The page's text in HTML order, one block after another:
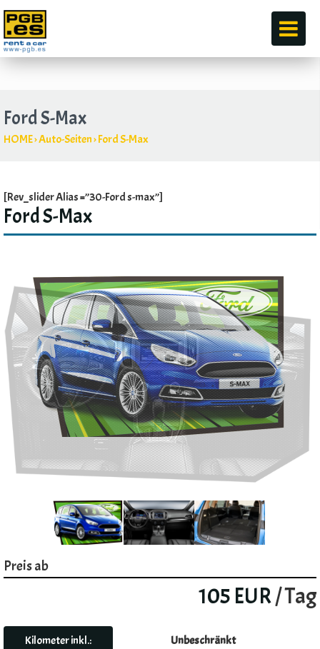
durch
Ford S-Max
HOME›Auto-Seiten›Ford S-Max
[Rev_slider Alias =”30-Ford s-max”]
Ford S-Max
Preis ab
105 EUR/ Tag
Kilometer inkl.: Unbeschränkt